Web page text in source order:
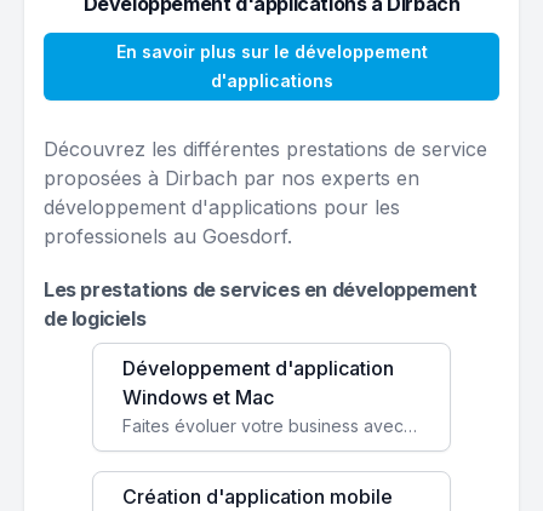
En savoir plus sur le développement
d'applications
Découvrez les différentes prestations de service
proposées à Dirbach par nos experts en
développement d'applications pour les
professionels au Goesdorf.
Les prestations de services en développement
de logiciels
Développement d'application
Windows et Mac
Faites évoluer votre business avec des solutions logicielles personnalisées, parfaitement adaptées à vos besoins spécifiques.
Création d'application mobile